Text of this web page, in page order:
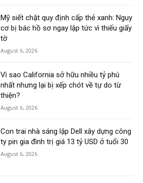
Mỹ siết chặt quy định cấp thẻ xanh: Nguy
cơ bị bác hồ sơ ngay lập tức vì thiếu giấy
tờ
August 6, 2026
Vì sao California sở hữu nhiều tỷ phú
nhất nhưng lại bị xếp chót về tự do từ
thiện?
August 6, 2026
Con trai nhà sáng lập Dell xây dựng công
ty pin gia đình trị giá 13 tỷ USD ở tuổi 30
August 6, 2026